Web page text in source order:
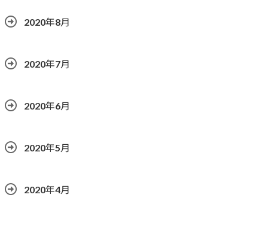
2020年8月
2020年7月
2020年6月
2020年5月
2020年4月